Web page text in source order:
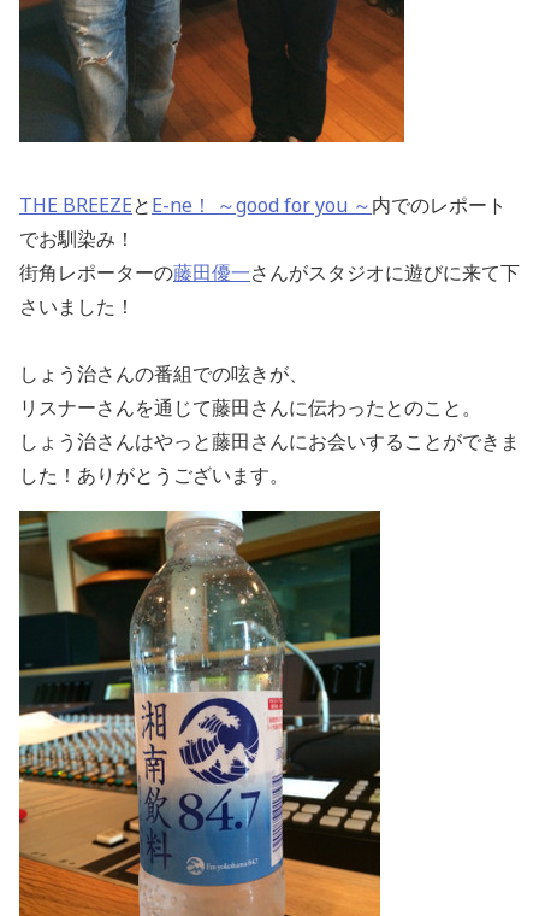
THE BREEZEとE-ne！ ～good for you ～内でのレポート
でお馴染み！
街角レポーターの藤田優一さんがスタジオに遊びに来て下
さいました！
しょう治さんの番組での呟きが、
リスナーさんを通じて藤田さんに伝わったとのこと。
しょう治さんはやっと藤田さんにお会いすることができま
した！ありがとうございます。